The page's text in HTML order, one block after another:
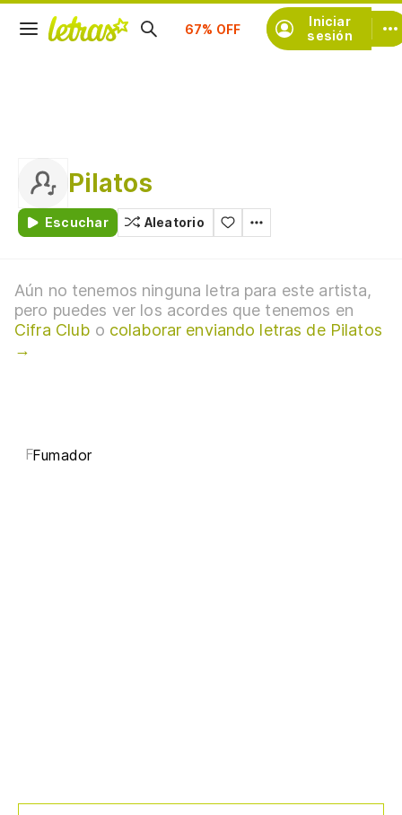
Iniciar
sesión
Suscríbete
Pilatos
Escuchar Aleatorio
Aún no tenemos ninguna letra para este artista,
pero puedes ver los acordes que tenemos en
Cifra Club o colaborar enviando letras de Pilatos
→
FFumador